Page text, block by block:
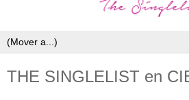
THE SINGLELIST en